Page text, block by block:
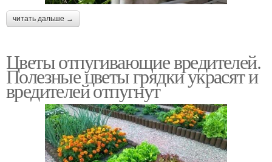
читать дальше →
Цветы отпугивающие вредителей.
Полезные цветы грядки украсят и
вредителей отпугнут